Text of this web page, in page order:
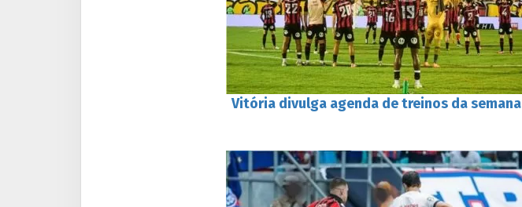
Vitória divulga agenda de treinos da semana